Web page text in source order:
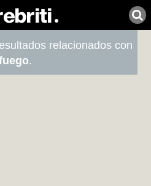
relacionados con
.